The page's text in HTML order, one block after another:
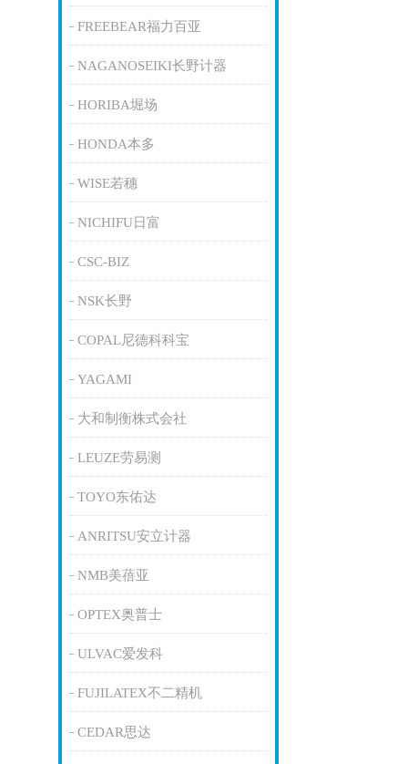
FREEBEAR福力百亚
NAGANOSEIKI长野计器
HORIBA堀场
HONDA本多
WISE若穗
NICHIFU日富
CSC-BIZ
NSK长野
COPAL尼德科科宝
YAGAMI
大和制衡株式会社
LEUZE劳易测
TOYO东佑达
ANRITSU安立计器
NMB美蓓亚
OPTEX奥普士
ULVAC爱发科
FUJILATEX不二精机
CEDAR思达